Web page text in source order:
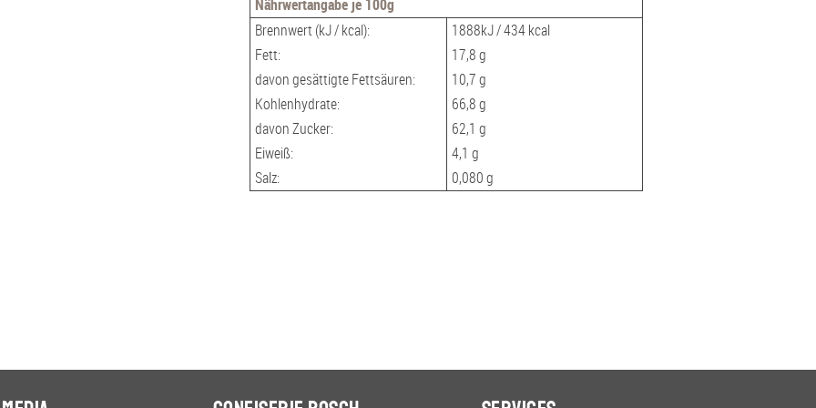
l
l
l
Nährwertangabe je 100g
Brennwert (kJ / kcal):
1888kJ / 434 kcal
Fett:
17,8 g
davon gesättigte Fettsäuren:
10,7 g
Kohlenhydrate:
66,8 g
davon Zucker:
62,1 g
Eiweiß:
4,1 g
Salz:
0,080 g